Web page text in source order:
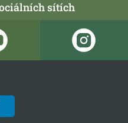
sítích